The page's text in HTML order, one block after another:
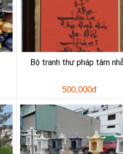
Bộ tranh thư pháp tâm
500,000đ